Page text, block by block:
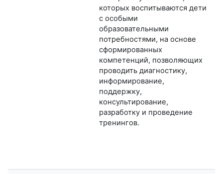
которых воспитываются дети
с особыми
образовательными
потребностями, на основе
сформированных
компетенций, позволяющих
проводить диагностику,
информирование,
поддержку,
консультирование,
разработку и проведение
тренингов.